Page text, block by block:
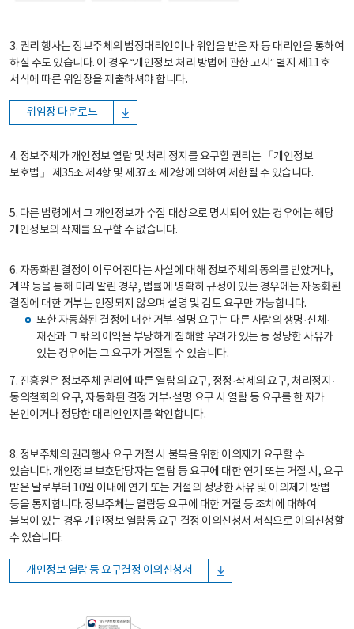
3. 권리 행사는 정보주체의 법정대리인이나 위임을 받은 자 등 대리인을 통하여
하실 수도 있습니다. 이 경우 “개인정보 처리 방법에 관한 고시” 별지 제11호
서식에 따른 위임장을 제출하셔야 합니다.
위임장 다운로드
4. 정보주체가 개인정보 열람 및 처리 정지를 요구할 권리는 「개인정보
보호법」 제35조 제4항 및 제37조 제2항에 의하여 제한될 수 있습니다.
5. 다른 법령에서 그 개인정보가 수집 대상으로 명시되어 있는 경우에는 해당
개인정보의 삭제를 요구할 수 없습니다.
6. 자동화된 결정이 이루어진다는 사실에 대해 정보주체의 동의를 받았거나,
계약 등을 통해 미리 알린 경우, 법률에 명확히 규정이 있는 경우에는 자동화된
결정에 대한 거부는 인정되지 않으며 설명 및 검토 요구만 가능합니다.
또한 자동화된 결정에 대한 거부·설명 요구는 다른 사람의 생명·신체·
재산과 그 밖의 이익을 부당하게 침해할 우려가 있는 등 정당한 사유가
있는 경우에는 그 요구가 거절될 수 있습니다.
7. 진흥원은 정보주체 권리에 따른 열람의 요구, 정정·삭제의 요구, 처리정지·
동의철회의 요구, 자동화된 결정 거부·설명 요구 시 열람 등 요구를 한 자가
본인이거나 정당한 대리인인지를 확인합니다.
8. 정보주체의 권리행사 요구 거절 시 불복을 위한 이의제기 요구할 수
있습니다. 개인정보 보호담당자는 열람 등 요구에 대한 연기 또는 거절 시, 요구
받은 날로부터 10일 이내에 연기 또는 거절의 정당한 사유 및 이의제기 방법
등을 통지합니다. 정보주체는 열람등 요구에 대한 거절 등 조치에 대하여
불복이 있는 경우 개인정보 열람등 요구 결정 이의신청서 서식으로 이의신청할
수 있습니다.
개인정보 열람 등 요구결정 이의신청서